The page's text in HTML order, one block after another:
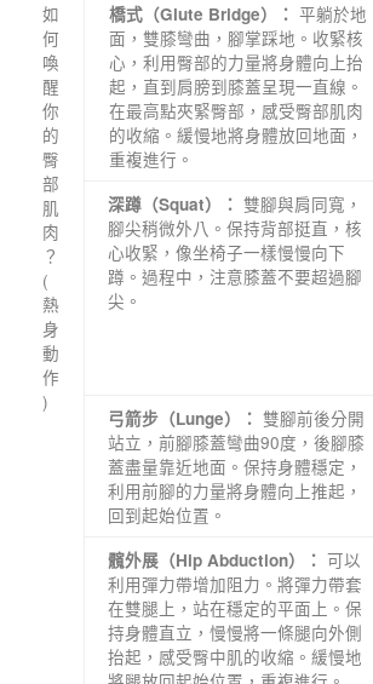
如
何
喚
醒
你
的
臀
部
肌
肉
？
(
熱
身
動
作
)
橋式（Glute Bridge）： 平躺於地
面，雙膝彎曲，腳掌踩地。收緊核
心，利用臀部的力量將身體向上抬
起，直到肩膀到膝蓋呈現一直線。
在最高點夾緊臀部，感受臀部肌肉
的收縮。緩慢地將身體放回地面，
重複進行。
深蹲（Squat）： 雙腳與肩同寬，
腳尖稍微外八。保持背部挺直，核
心收緊，像坐椅子一樣慢慢向下
蹲。過程中，注意膝蓋不要超過腳
尖。
弓箭步（Lunge）： 雙腳前後分開
站立，前腳膝蓋彎曲90度，後腳膝
蓋盡量靠近地面。保持身體穩定，
利用前腳的力量將身體向上推起，
回到起始位置。
髖外展（Hip Abduction）： 可以
利用彈力帶增加阻力。將彈力帶套
在雙腿上，站在穩定的平面上。保
持身體直立，慢慢將一條腿向外側
抬起，感受臀中肌的收縮。緩慢地